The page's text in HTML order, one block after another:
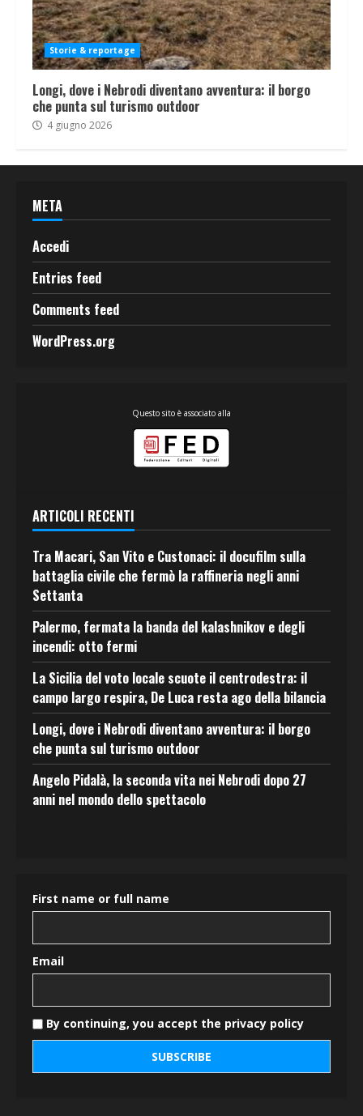
Storie & reportage
Longi, dove i Nebrodi diventano avventura: il borgo
che punta sul turismo outdoor
4 giugno 2026
META
Accedi
Entries feed
Comments feed
WordPress.org
Questo sito è associato alla
ARTICOLI RECENTI
Tra Macari, San Vito e Custonaci: il docufilm sulla
battaglia civile che fermò la raffineria negli anni
Settanta
Palermo, fermata la banda del kalashnikov e degli
incendi: otto fermi
La Sicilia del voto locale scuote il centrodestra: il
campo largo respira, De Luca resta ago della bilancia
Longi, dove i Nebrodi diventano avventura: il borgo
che punta sul turismo outdoor
Angelo Pidalà, la seconda vita nei Nebrodi dopo 27
anni nel mondo dello spettacolo
First name or full name
Email
By continuing, you accept the privacy policy